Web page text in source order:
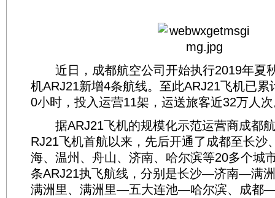
近日，成都航空公司开始执行2019年夏
机ARJ21新增4条航线。至此ARJ21飞机已累
0小时，投入运营11架，运送旅客近32万人
据ARJ21飞机的规模化示范运营商成都航
RJ21飞机首航以来，先后开通了成都至长沙
海、温州、舟山、济南、哈尔滨等20多个城
条ARJ21执飞航线，分别是长沙—济南—满
满洲里、满洲里—五大连池—哈尔滨、成都